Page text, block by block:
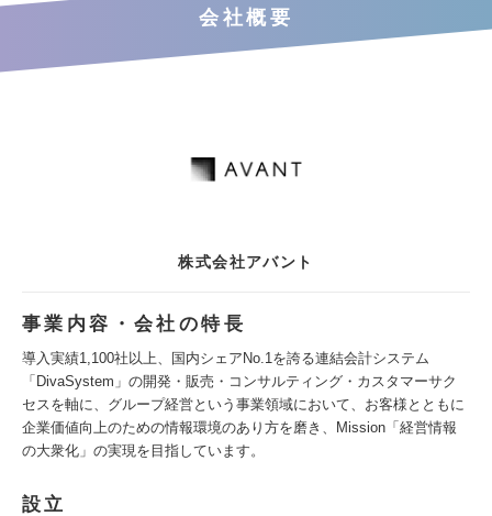
会社概要
株式会社アバント
事業内容・会社の特長
導入実績1,100社以上、国内シェアNo.1を誇る連結会計システム
「DivaSystem」の開発・販売・コンサルティング・カスタマーサク
セスを軸に、グループ経営という事業領域において、お客様とともに
企業価値向上のための情報環境のあり方を磨き、Mission「経営情報
の大衆化」の実現を目指しています。
設立